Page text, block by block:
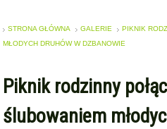
STRONA GŁÓWNA GALERIE
PIKNIK
MŁODYCH DRUHÓW W DZBANOWIE
Piknik rodzinny
ślubowaniem